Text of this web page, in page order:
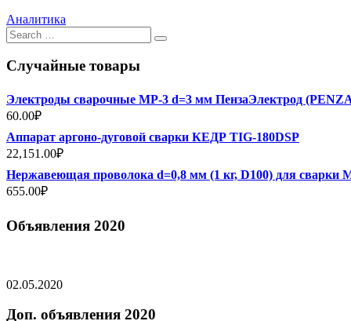
Аналитика
Search
for:
Случайные товары
Электроды сварочные МР-3 d=3 мм ПензаЭлектрод
60.00₽
Аппарат аргоно-дуговой сварки КЕДР TIG-180DSP
22,151.00₽
Нержавеющая проволока d=0,8 мм (1 кг, D100) для
655.00₽
Объявления 2020
02.05.2020
Доп. объявления 2020